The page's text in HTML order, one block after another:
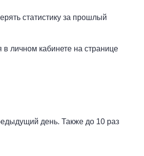
статистику за прошлый
личном кабинете на странице
день. Также до 10 раз